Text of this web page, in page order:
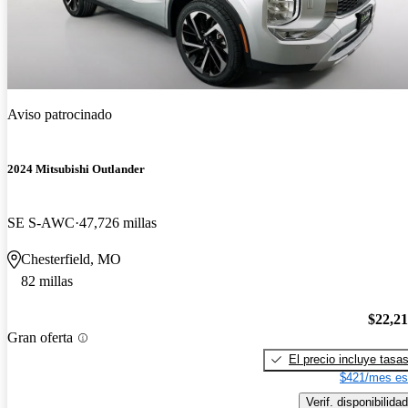
Aviso patrocinado
2024 Mitsubishi Outlander
SE S-AWC 47,726 millas
Chesterfield, MO
82 millas
Gran oferta
El precio incluye tasas
$421/mes
Verif. disponibilidad